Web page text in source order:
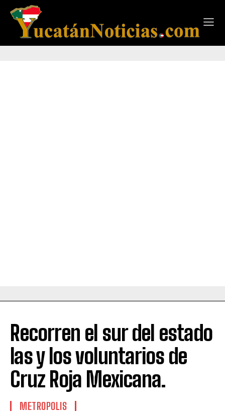
Recorren el sur del estado
las y los voluntarios de
Cruz Roja Mexicana.
METROPOLIS